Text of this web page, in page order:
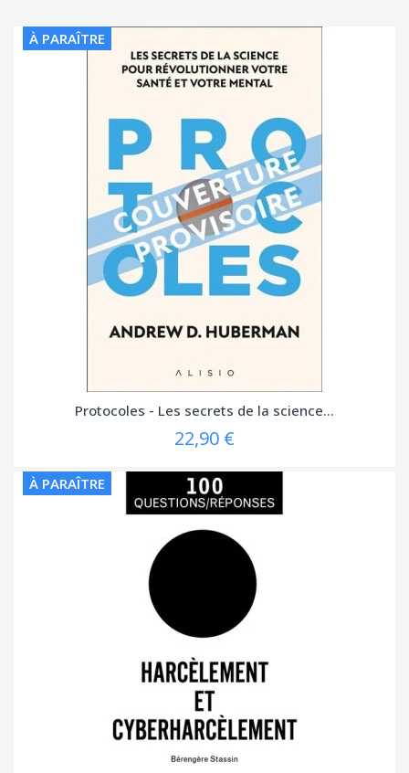
À PARAÎTRE
Protocoles - Les secrets de la science...
22,90 €
À PARAÎTRE